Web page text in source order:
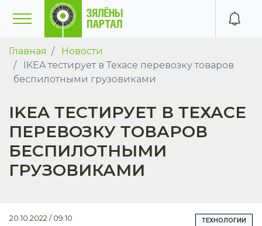
Главная
Новости
IKEA тестирует в Техасе перевозку товаров
беспилотными грузовиками
IKEA ТЕСТИРУЕТ В ТЕХАСЕ
ПЕРЕВОЗКУ ТОВАРОВ
БЕСПИЛОТНЫМИ
ГРУЗОВИКАМИ
20.10.2022 / 09:10 ТЕХНОЛОГИИ